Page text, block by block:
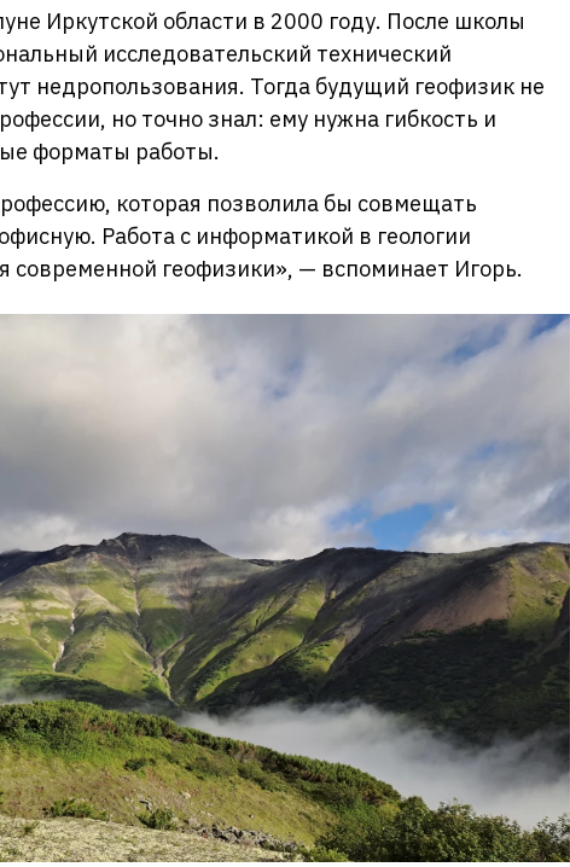
Иркутской области в 2000 году. После школы
исследовательский технический
недропользования. Тогда будущий геофизик не
но точно знал: ему нужна гибкость и
форматы работы.
которая позволила бы совмещать
Работа с информатикой в геологии
современной геофизики», — вспоминает Игорь.